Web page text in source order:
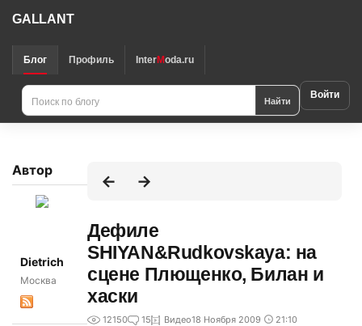
GALLANT
Блог Профиль InterModa.ru
Найти Войти
Автор
Dietrich
Москва
Дефиле
SHIYAN&Rudkovskaya: на
сцене Плющенко, Билан и
хаски
12150 15 Видео18 Ноября 2009 21:10